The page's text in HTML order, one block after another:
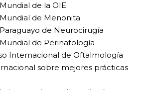
de la OIE
de Menonita
de Neurocirugía
de Perinatología
Internacional de Oftalmología
sobre mejores prácticas